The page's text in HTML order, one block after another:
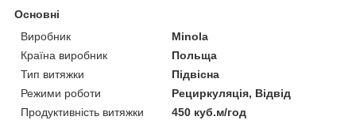
Основні
Виробник
Minola
Країна виробник
Польща
Тип витяжки
Підвісна
Режими роботи
Рециркуляція, Відвід
Продуктивність витяжки
450 куб.м/год